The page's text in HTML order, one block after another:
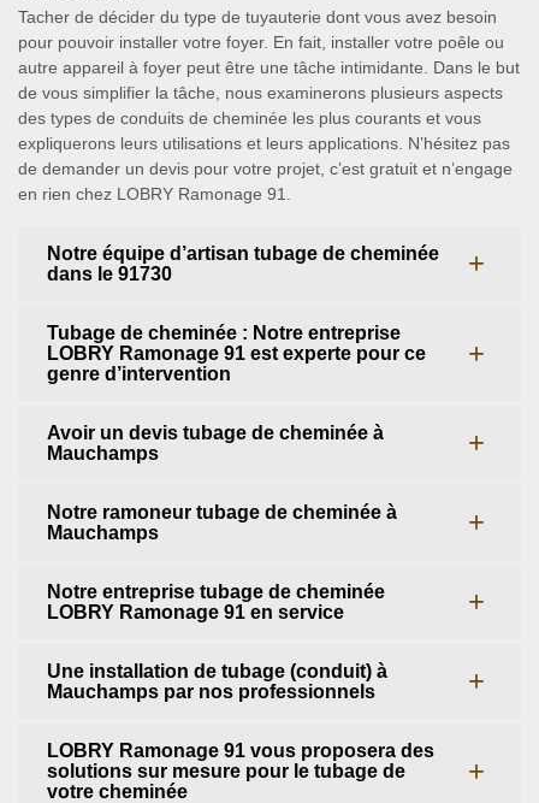
Tacher de décider du type de tuyauterie dont vous avez besoin
pour pouvoir installer votre foyer. En fait, installer votre poêle ou
autre appareil à foyer peut être une tâche intimidante. Dans le but
de vous simplifier la tâche, nous examinerons plusieurs aspects
des types de conduits de cheminée les plus courants et vous
expliquerons leurs utilisations et leurs applications. N’hésitez pas
de demander un devis pour votre projet, c’est gratuit et n’engage
en rien chez LOBRY Ramonage 91.
Notre équipe d’artisan tubage de cheminée
dans le 91730
Tubage de cheminée : Notre entreprise
LOBRY Ramonage 91 est experte pour ce
genre d’intervention
Avoir un devis tubage de cheminée à
Mauchamps
Notre ramoneur tubage de cheminée à
Mauchamps
Notre entreprise tubage de cheminée
LOBRY Ramonage 91 en service
Une installation de tubage (conduit) à
Mauchamps par nos professionnels
LOBRY Ramonage 91 vous proposera des
solutions sur mesure pour le tubage de
votre cheminée